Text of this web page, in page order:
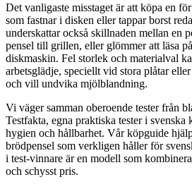
Det vanligaste misstaget är att köpa en
som fastnar i disken eller tappar borst
underskattar också skillnaden mellan en
pensel till grillen, eller glömmer att läsa
diskmaskin. Fel storlek och materialval
arbetsglädje, speciellt vid stora plåtar
och vill undvika mjölblandning.
Vi väger samman oberoende tester från
Testfakta, egna praktiska tester i svenska
hygien och hållbarhet. Vår köpguide
brödpensel som verkligen håller för
i test-vinnare är en modell som
och schysst pris.